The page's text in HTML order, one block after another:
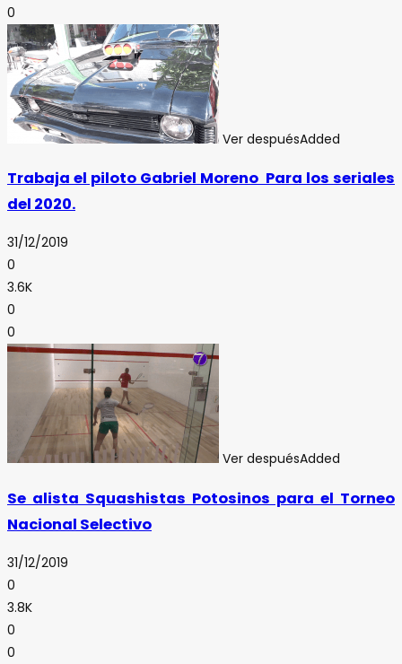
0
Ver despuésAdded
Trabaja el piloto Gabriel Moreno Para los seriales
del 2020.
31/12/2019
0
3.6K
0
0
Ver despuésAdded
Se alista Squashistas Potosinos para el Torneo
Nacional Selectivo
31/12/2019
0
3.8K
0
0